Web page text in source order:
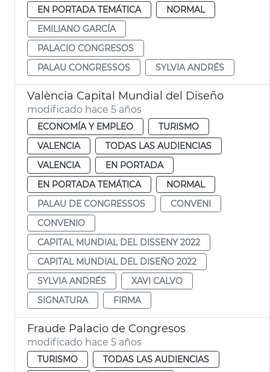
EN PORTADA TEMÁTICA
NORMAL
EMILIANO GARCÍA
PALACIO CONGRESOS
PALAU CONGRESSOS
SYLVIA ANDRÉS
València Capital Mundial del Diseño
modificado hace 5 años
ECONOMÍA Y EMPLEO
TURISMO
VALENCIA
TODAS LAS AUDIENCIAS
VALENCIA
EN PORTADA
EN PORTADA TEMÁTICA
NORMAL
PALAU DE CONGRESSOS
CONVENI
CONVENIO
CAPITAL MUNDIAL DEL DISSENY 2022
CAPITAL MUNDIAL DEL DISEÑO 2022
SYLVIA ANDRÉS
XAVI CALVO
SIGNATURA
FIRMA
Fraude Palacio de Congresos
modificado hace 5 años
TURISMO
TODAS LAS AUDIENCIAS